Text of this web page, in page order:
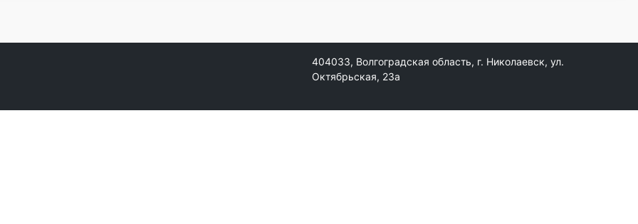
404033, Волгоградская область, г. Николаевск, ул.
Октябрьская, 23а